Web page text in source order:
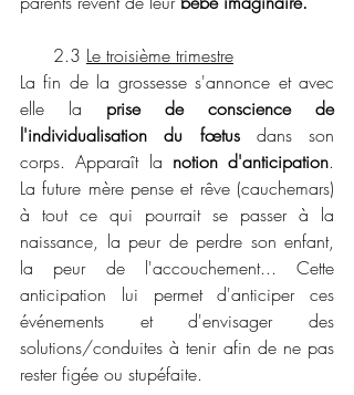
      2.3
Le troisième trimestre
La fin de la grossesse s'annonce et avec
elle la prise de conscience de
l'individualisation du fœtus dans son
corps. Apparaît la notion d'anticipation.
La future mère pense et rêve (cauchemars)
à tout ce qui pourrait se passer à la
naissance, la peur de perdre son enfant,
la peur de l'accouchement... Cette
anticipation lui permet d'anticiper ces
événements et d'envisager des
solutions/conduites à tenir afin de ne pas
rester figée ou stupéfaite.